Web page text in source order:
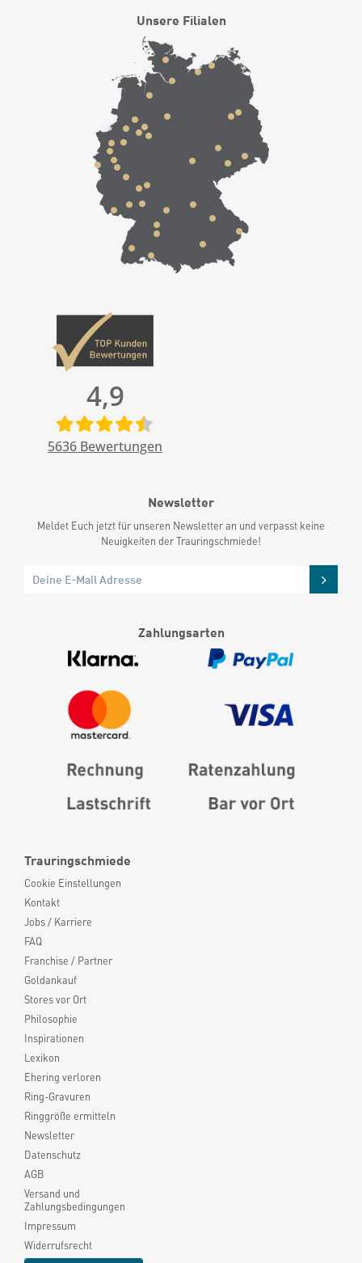
Trauringschmiede
Cookie Einstellungen
Kontakt
Jobs / Karriere
FAQ
Franchise / Partner
Goldankauf
Stores vor Ort
Philosophie
Inspirationen
Lexikon
Ehering verloren
Ring-Gravuren
Ringgröße ermitteln
Newsletter
Datenschutz
AGB
Versand und
Zahlungsbedingungen
Impressum
Widerrufsrecht
Unsere Filialen
4,9
5636 Bewertungen
Newsletter
Meldet Euch jetzt für unseren Newsletter an und verpasst keine
Neuigkeiten der Trauringschmiede!
Zahlungsarten